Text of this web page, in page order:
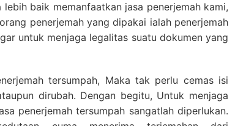
baik memanfaatkan jasa penerjemah kami,
penerjemah yang dipakai ialah penerjemah
untuk menjaga legalitas suatu dokumen yang
tersumpah, Maka tak perlu cemas isi
dirubah. Dengan begitu, Untuk menjaga
penerjemah tersumpah sangatlah diperlukan.